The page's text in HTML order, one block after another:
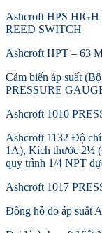
Ashcroft HPS
REED SWITCH
Ashcroft HPT – 63
Cảm biến áp suất
PRESSURE
Ashcroft 1010
Ashcroft 1132 Độ
1A), Kích thước 2½
quy trình 1/4 NPT
Ashcroft 1017
Đồng hồ đo áp suất